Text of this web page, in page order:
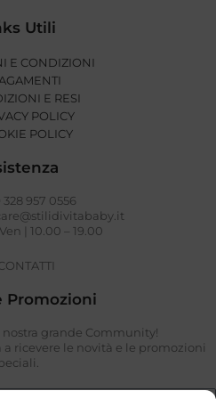
Utili
E CONDIZIONI
E RESI
POLICY
POLICY
328 957 0556
| 10.00 – 19.00
Promozioni
grande Community!
ricevere le novità e le promozioni